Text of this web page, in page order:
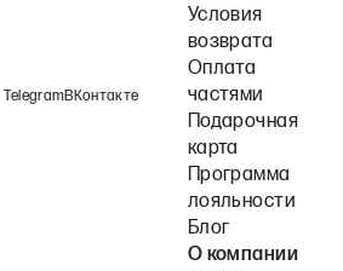
TelegramВКонтакте
Условия
возврата
Оплата
частями
Подарочная
карта
Программа
лояльности
Блог
О компании